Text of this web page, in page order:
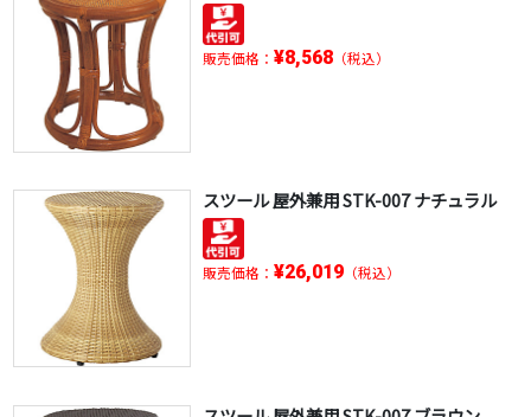
販売価格： ¥8,568（税込）
スツール 屋外兼用 STK-007 ナチュラル
販売価格： ¥26,019（税込）